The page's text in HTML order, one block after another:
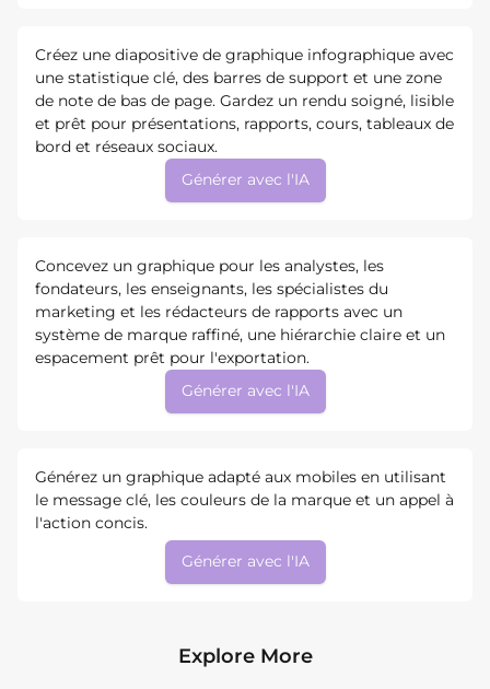
Créez une diapositive de graphique infographique avec
une statistique clé, des barres de support et une zone
de note de bas de page. Gardez un rendu soigné, lisible
et prêt pour présentations, rapports, cours, tableaux de
bord et réseaux sociaux.
Générer avec l'IA
Concevez un graphique pour les analystes, les
fondateurs, les enseignants, les spécialistes du
marketing et les rédacteurs de rapports avec un
système de marque raffiné, une hiérarchie claire et un
espacement prêt pour l'exportation.
Générer avec l'IA
Générez un graphique adapté aux mobiles en utilisant
le message clé, les couleurs de la marque et un appel à
l'action concis.
Générer avec l'IA
Explore More